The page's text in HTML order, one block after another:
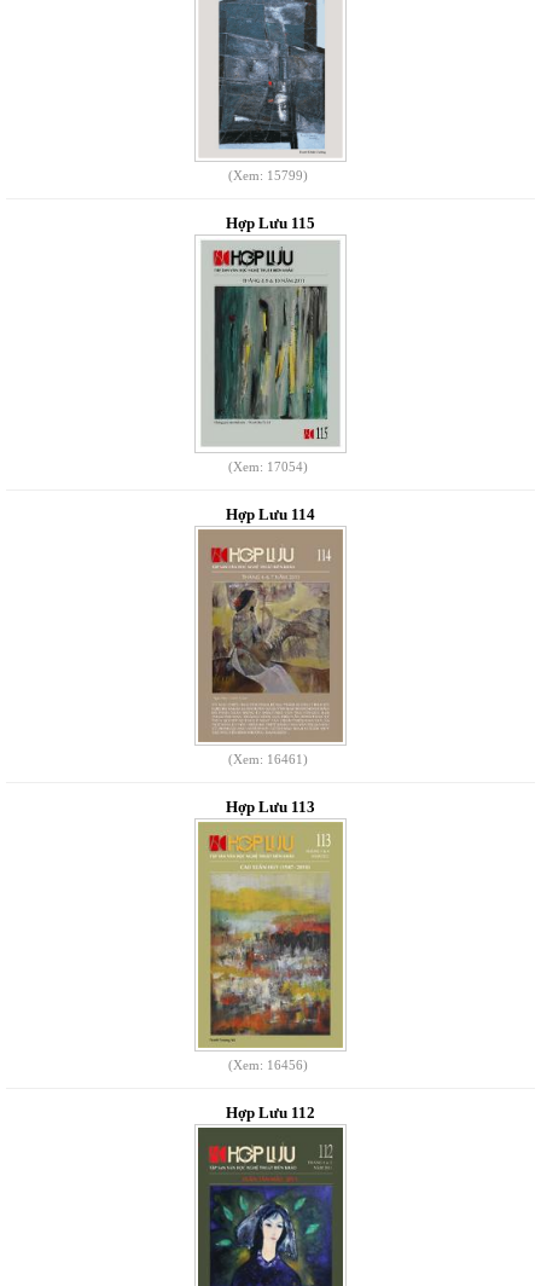
(Xem: 15799)
Hợp Lưu 115
(Xem: 17054)
Hợp Lưu 114
(Xem: 16461)
Hợp Lưu 113
(Xem: 16456)
Hợp Lưu 112